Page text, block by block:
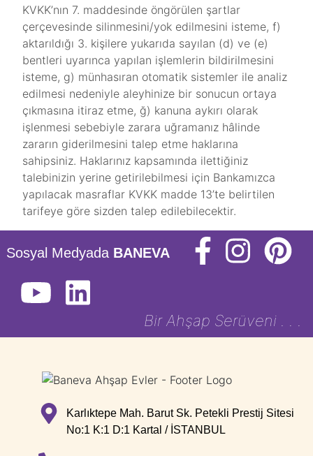
KVKK’nın 7. maddesinde öngörülen şartlar
çerçevesinde silinmesini/yok edilmesini isteme, f)
aktarıldığı 3. kişilere yukarıda sayılan (d) ve (e)
bentleri uyarınca yapılan işlemlerin bildirilmesini
isteme, g) münhasıran otomatik sistemler ile analiz
edilmesi nedeniyle aleyhinize bir sonucun ortaya
çıkmasına itiraz etme, ğ) kanuna aykırı olarak
işlenmesi sebebiyle zarara uğramanız hâlinde
zararın giderilmesini talep etme haklarına
sahipsiniz. Haklarınız kapsamında ilettiğiniz
talebinizin yerine getirilebilmesi için Bankamızca
yapılacak masraflar KVKK madde 13’te belirtilen
tarifeye göre sizden talep edilebilecektir.
Sosyal Medyada BANEVA
Bir Ahşap Serüveni . . .
Karlıktepe Mah. Barut Sk. Petekli Prestij Sitesi
No:1 K:1 D:1 Kartal / İSTANBUL